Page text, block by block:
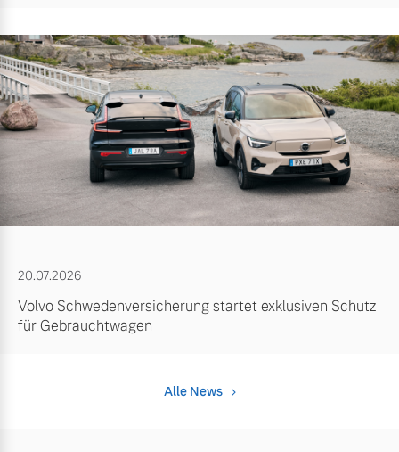
20.07.2026
Volvo Schwedenversicherung startet exklusiven Schutz
für Gebrauchtwagen
Alle News